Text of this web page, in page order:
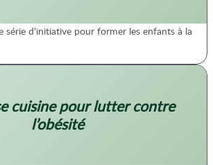
série d'initiative pour former les enfants à la
cuisine pour lutter contre
l’obésité